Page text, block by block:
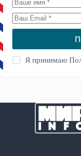
Я принимаю